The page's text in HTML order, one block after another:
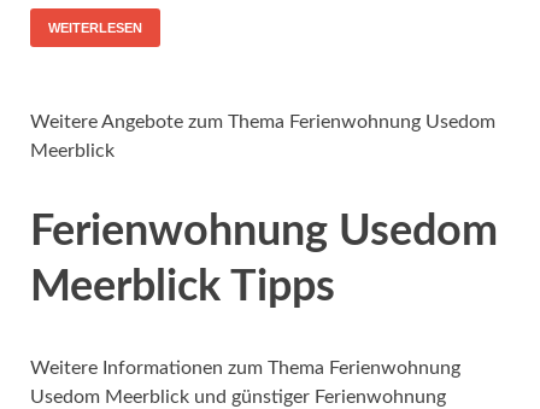
WEITERLESEN
Weitere Angebote zum Thema Ferienwohnung Usedom
Meerblick
Ferienwohnung Usedom
Meerblick Tipps
Weitere Informationen zum Thema Ferienwohnung
Usedom Meerblick und günstiger Ferienwohnung